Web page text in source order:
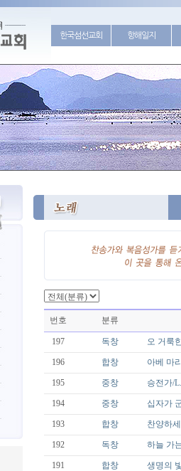
한국섬선교회 항해일지
번호 분류
197 독창 오 거룩
196 합창 아베 마
195 중창 승전가/
194 중창 십자가
193 합창 찬양하
192 독창 하늘 가
191 합창 생명의